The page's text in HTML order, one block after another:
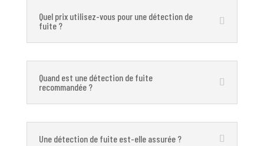
Quel prix utilisez-vous pour une détection de
fuite ?
Quand est une détection de fuite
recommandée ?
Une détection de fuite est-elle assurée ?